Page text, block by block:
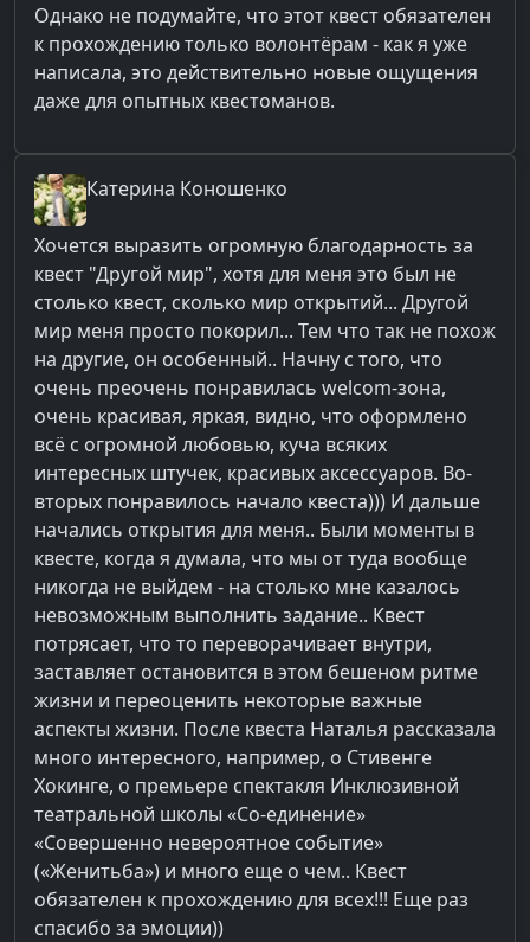
Однако не подумайте, что этот квест обязателен
к прохождению только волонтёрам - как я уже
написала, это действительно новые ощущения
даже для опытных квестоманов.
Катерина Коношенко
Хочется выразить огромную благодарность за
квест "Другой мир", хотя для меня это был не
столько квест, сколько мир открытий... Другой
мир меня просто покорил... Тем что так не похож
на другие, он особенный.. Начну с того, что
очень преочень понравилась welcom-зона,
очень красивая, яркая, видно, что оформлено
всё с огромной любовью, куча всяких
интересных штучек, красивых аксессуаров. Во-
вторых понравилось начало квеста))) И дальше
начались открытия для меня.. Были моменты в
квесте, когда я думала, что мы от туда вообще
никогда не выйдем - на столько мне казалось
невозможным выполнить задание.. Квест
потрясает, что то переворачивает внутри,
заставляет остановится в этом бешеном ритме
жизни и переоценить некоторые важные
аспекты жизни. После квеста Наталья рассказала
много интересного, например, о Стивенге
Хокинге, о премьере спектакля Инклюзивной
театральной школы «Со-единение»
«Совершенно невероятное событие»
(«Женитьба») и много еще о чем.. Квест
обязателен к прохождению для всех!!! Еще раз
спасибо за эмоции))